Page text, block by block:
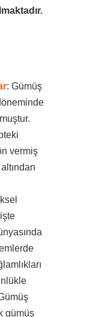
: Gümüş
vermiş
gümüş